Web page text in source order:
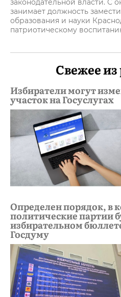
законодательной власти. С
занимает должность
образования и науки
патриотическому
Свежее
Избиратели могут
участок на Госуслугах
Определен порядок, в
политические партии
избирательном
Госдуму